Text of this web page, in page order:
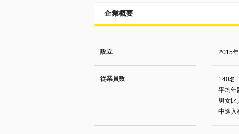
企業概要
設立 2015
従業員数
140名
平均年
男女比
中途入